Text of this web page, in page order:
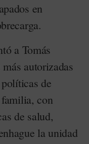
en
a Tomás
autorizadas
de
con
de salud,
la unidad